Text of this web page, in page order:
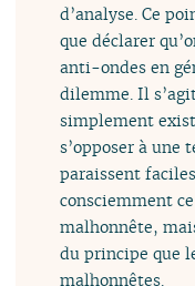
d’analyse. Ce
que déclarer
anti-ondes en
dilemme. Il
simplement
s’opposer à une
paraissent
consciemment
malhonnête,
du principe que
malhonnêtes.